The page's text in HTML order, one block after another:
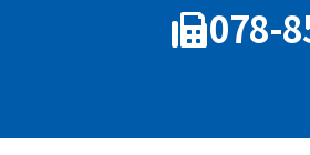
078-